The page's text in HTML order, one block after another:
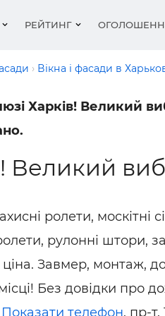
піноблоки
Фарби, емалі, лаки
РЕЙТИНГ
Проектування
Меблі
Кондиціонери,
Оздоблювальні
Вікна і фасади
Будівельна хімія
Покрівля
Фарби, емалі, лаки
Будівельна хімія
Оголошення
Вікна і фасади в
Харків! Великий
Великий
ролети, москітні
рулонні штори,
Завмер, монтаж,
Без довідки про
Показати телефон, пр-т.